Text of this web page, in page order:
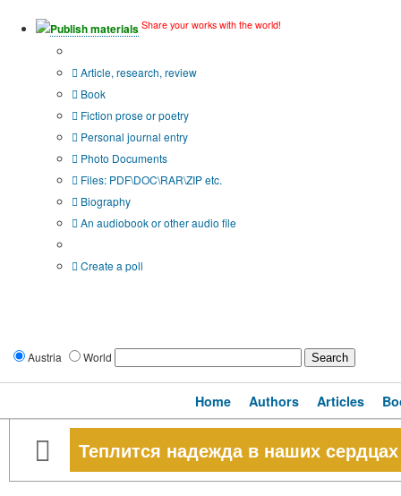
Publish materials Share your works with the world!
Article, research, review
Book
Fiction prose or poetry
Personal journal entry
Photo Documents
Files: PDF\DOC\RAR\ZIP etc.
Biography
An audiobook or other audio file
Create a poll
Austria World
Home Authors Articles
Теплится надежда в наших сердцах